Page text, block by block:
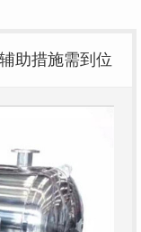
助措施需到位